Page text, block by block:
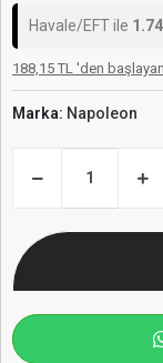
Havale/EFT ile
188,15 TL 'den
Marka: Napoleon